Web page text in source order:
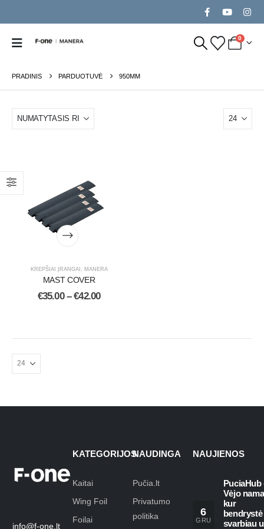
0
PRADINIS PARDUOTUVĖ 950MM
KREPŠIAI ĮRANGAI MANERA
MAST COVER
€35.00 – €42.00
info@f-one.lt
KATEGORIJOS
Kaitai
Wing Foil
Foilai
NAUDINGA
Pučia.lt
Privatumo
politika
NAUJIENOS
6
GRU
PuciaHub
Vėjo
kur
bendrystė
svarbiau